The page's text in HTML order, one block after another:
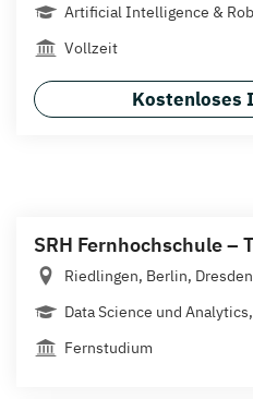
Artificial Intelligence &
Vollzeit
Kostenloses
SRH Fernhochschule –
Riedlingen, Berlin,
Data Science und
Fernstudium